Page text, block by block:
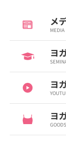
メ
MEDIA
ヨ
ヨ
ヨ
GOODS